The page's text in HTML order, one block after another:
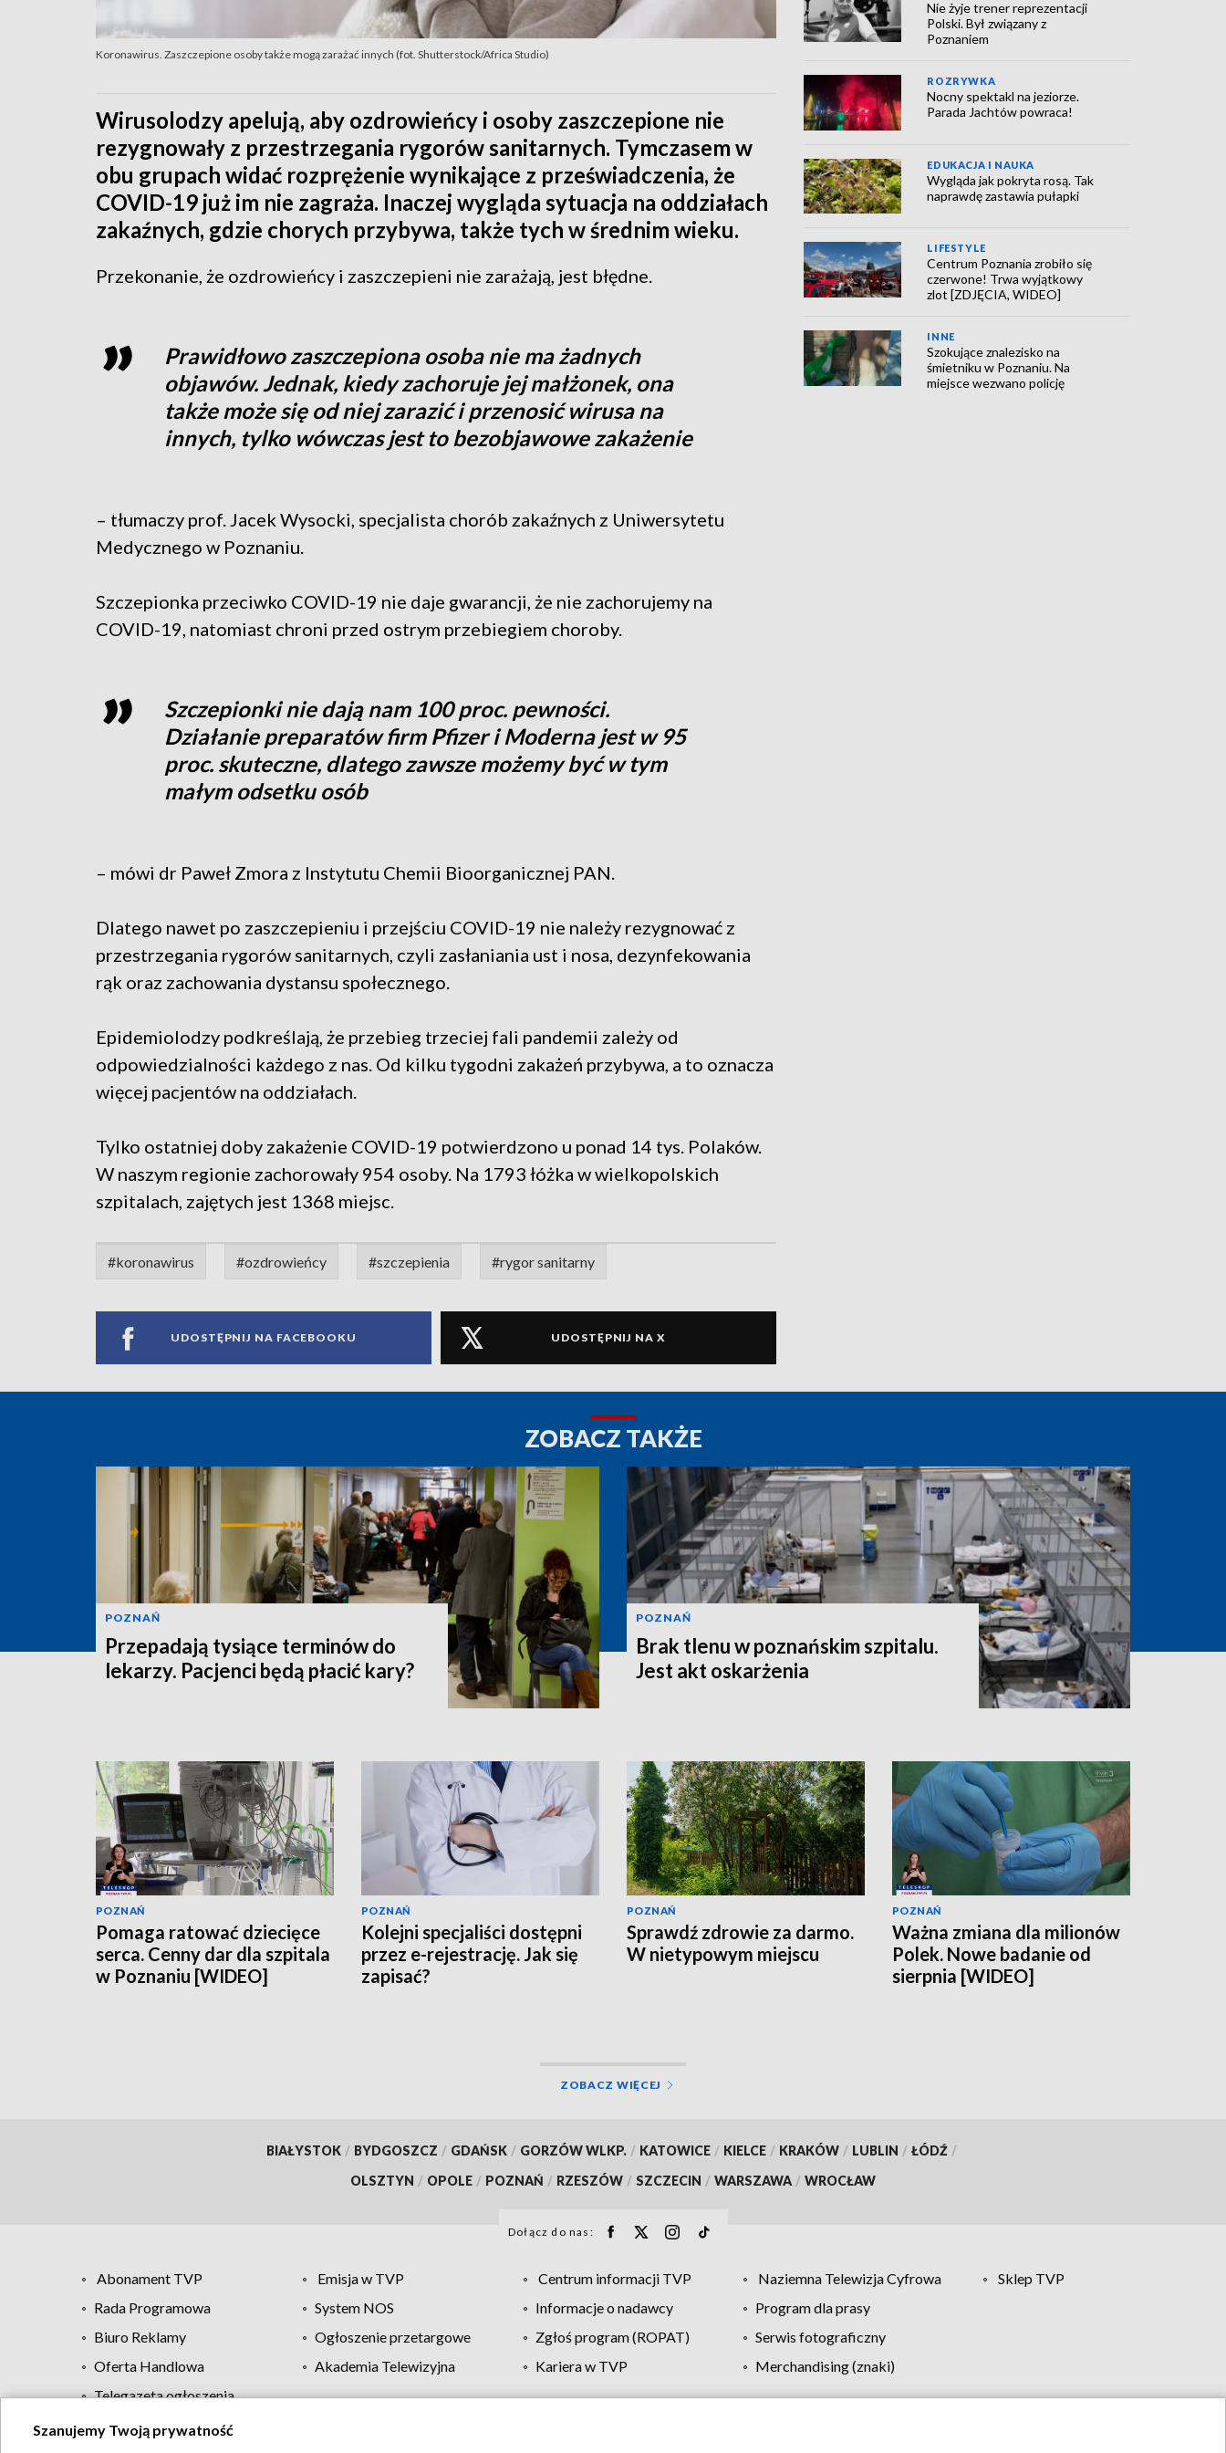
Koronawirus. Zaszczepione osoby także mogą zarażać innych (fot. Shutterstock/Africa Studio)
Wirusolodzy apelują, aby ozdrowieńcy i osoby zaszczepione nie
rezygnowały z przestrzegania rygorów sanitarnych. Tymczasem w
obu grupach widać rozprężenie wynikające z przeświadczenia, że
COVID-19 już im nie zagraża. Inaczej wygląda sytuacja na oddziałach
zakaźnych, gdzie chorych przybywa, także tych w średnim wieku.
Przekonanie, że ozdrowieńcy i zaszczepieni nie zarażają, jest błędne.
Prawidłowo zaszczepiona osoba nie ma żadnych
objawów. Jednak, kiedy zachoruje jej małżonek, ona
także może się od niej zarazić i przenosić wirusa na
innych, tylko wówczas jest to bezobjawowe zakażenie
– tłumaczy prof. Jacek Wysocki, specjalista chorób zakaźnych z Uniwersytetu
Medycznego w Poznaniu.
Szczepionka przeciwko COVID-19 nie daje gwarancji, że nie zachorujemy na
COVID-19, natomiast chroni przed ostrym przebiegiem choroby.
Szczepionki nie dają nam 100 proc. pewności.
Działanie preparatów firm Pfizer i Moderna jest w 95
proc. skuteczne, dlatego zawsze możemy być w tym
małym odsetku osób
– mówi dr Paweł Zmora z Instytutu Chemii Bioorganicznej PAN.
Dlatego nawet po zaszczepieniu i przejściu COVID-19 nie należy rezygnować z
przestrzegania rygorów sanitarnych, czyli zasłaniania ust i nosa, dezynfekowania
rąk oraz zachowania dystansu społecznego.
Epidemiolodzy podkreślają, że przebieg trzeciej fali pandemii zależy od
odpowiedzialności każdego z nas. Od kilku tygodni zakażeń przybywa, a to oznacza
więcej pacjentów na oddziałach.
Tylko ostatniej doby zakażenie COVID-19 potwierdzono u ponad 14 tys. Polaków.
W naszym regionie zachorowały 954 osoby. Na 1793 łóżka w wielkopolskich
szpitalach, zajętych jest 1368 miejsc.
#koronawirus #ozdrowieńcy #szczepienia #rygor sanitarny
UDOSTĘPNIJ NA FACEBOOKU UDOSTĘPNIJ NA X
Nie żyje trener reprezentacji
Polski. Był związany z
Poznaniem
ROZRYWKA
Nocny spektakl na jeziorze.
Parada Jachtów powraca!
EDUKACJA I NAUKA
Wygląda jak pokryta rosą. Tak
naprawdę zastawia pułapki
LIFESTYLE
Centrum Poznania zrobiło się
czerwone! Trwa wyjątkowy
zlot [ZDJĘCIA, WIDEO]
INNE
Szokujące znalezisko na
śmietniku w Poznaniu. Na
miejsce wezwano policję
ZOBACZ TAKŻE
POZNAŃ
Przepadają tysiące terminów do
lekarzy. Pacjenci będą płacić kary?
POZNAŃ
Brak tlenu w poznańskim szpitalu.
Jest akt oskarżenia
POZNAŃ
Pomaga ratować dziecięce
serca. Cenny dar dla szpitala
w Poznaniu [WIDEO]
POZNAŃ
Kolejni specjaliści dostępni
przez e-rejestrację. Jak się
zapisać?
POZNAŃ
Sprawdź zdrowie za darmo.
W nietypowym miejscu
POZNAŃ
Ważna zmiana dla milionów
Polek. Nowe badanie od
sierpnia [WIDEO]
ZOBACZ WIĘCEJ
BIAŁYSTOK / BYDGOSZCZ / GDAŃSK / GORZÓW WLKP. / KATOWICE / KIELCE / KRAKÓW / LUBLIN / ŁÓDŹ /
OLSZTYN / OPOLE / POZNAŃ / RZESZÓW / SZCZECIN / WARSZAWA / WROCŁAW
Dołącz do nas:
Abonament TVP Emisja w TVP Centrum informacji TVP Naziemna Telewizja Cyfrowa
Sklep TVP
Rada Programowa
System NOS Informacje o nadawcy
Program dla prasy
Biuro Reklamy
Ogłoszenie przetargowe Zgłoś program (ROPAT)
Serwis fotograficzny
Oferta Handlowa
Akademia Telewizyjna Kariera w TVP
Merchandising (znaki)
Telegazeta ogłoszenia
Szanujemy Twoją prywatność